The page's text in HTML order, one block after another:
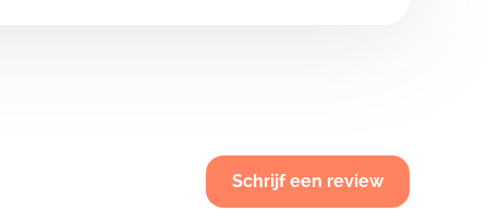
Schrijf een review